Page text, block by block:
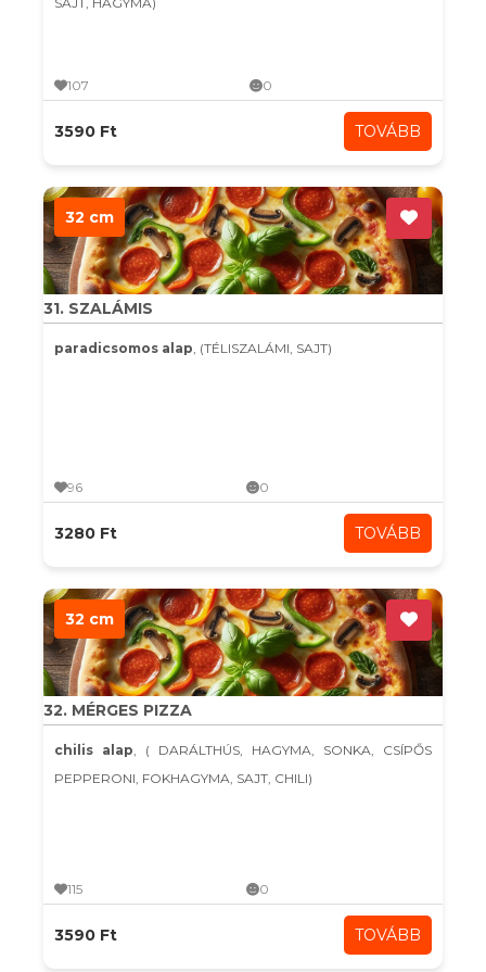
107 0
3590 Ft TOVÁBB
32 cm
31. SZALÁMIS
paradicsomos alap, (TÉLISZALÁMI, SAJT)
96 0
3280 Ft TOVÁBB
32 cm
32. MÉRGES PIZZA
chilis alap, ( DARÁLTHÚS, HAGYMA, SONKA, CSÍPŐS
PEPPERONI, FOKHAGYMA, SAJT, CHILI)
115 0
3590 Ft TOVÁBB